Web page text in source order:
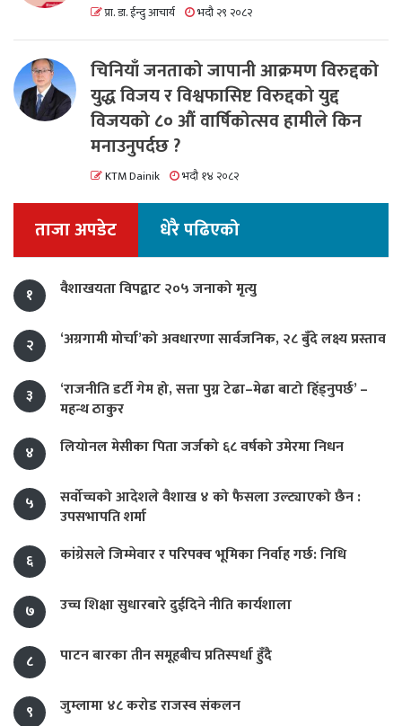
प्रा. डा. ईन्दु आचार्य भदौ २९ २०८२
चिनियाँ जनताको जापानी आक्रमण विरुद्दको
युद्ध विजय र विश्वफासिष्ट विरुद्दको युद्द
विजयको ८० औं वार्षिकोत्सव हामीले किन
मनाउनुपर्दछ ?
KTM Dainik भदौ १४ २०८२
ताजा अपडेट धेरै पढिएको
१ वैशाखयता विपद्बाट २०५ जनाको मृत्यु
२ ‘अग्रगामी मोर्चा’को अवधारणा सार्वजनिक, २८ बुँदे लक्ष्य प्रस्ताव
३
‘राजनीति डर्टी गेम हो, सत्ता पुग्न टेढा–मेढा बाटो हिँड्नुपर्छ’ –
महन्थ ठाकुर
४
लियोनल मेसीका पिता जर्जको ६८ वर्षको उमेरमा निधन
५
सर्वोच्चको आदेशले वैशाख ४ को फैसला उल्ट्याएको छैन :
उपसभापति शर्मा
६
कांग्रेसले जिम्मेवार र परिपक्व भूमिका निर्वाह गर्छ: निधि
७ उच्च शिक्षा सुधारबारे दुईदिने नीति कार्यशाला
८ पाटन बारका तीन समूहबीच प्रतिस्पर्धा हुँदै
९ जुम्लामा ४८ करोड राजस्व संकलन